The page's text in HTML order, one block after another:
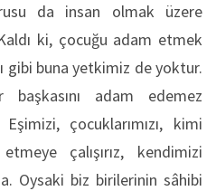
da insan olmak üzere
ki, çocuğu adam etmek
gibi buna yetkimiz de yoktur.
adam edemez
çocuklarımızı, kimi
çalışırız, kendimizi
Oysaki biz birilerinin sâhibi